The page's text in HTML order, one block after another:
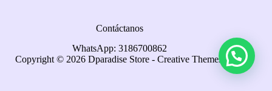
Contáctanos
WhatsApp: 3186700862
Copyright © 2026 Dparadise Store - Creative Themes